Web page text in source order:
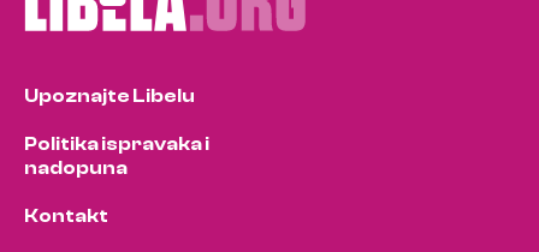
Upoznajte Libelu
Politika ispravaka i
nadopuna
Kontakt